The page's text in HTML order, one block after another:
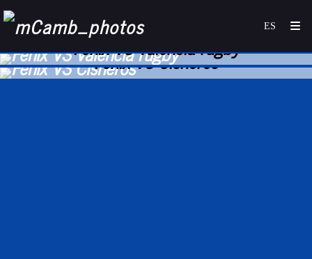
Fenix VS Valencia rugby
Fenix VS Cisneros